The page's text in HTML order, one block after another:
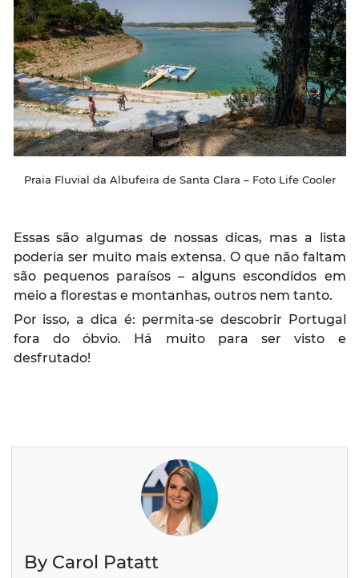
Praia Fluvial da Albufeira de Santa Clara – Foto Life Cooler
Essas são algumas de nossas dicas, mas a lista
poderia ser muito mais extensa. O que não faltam
são pequenos paraísos – alguns escondidos em
meio a florestas e montanhas, outros nem tanto.
Por isso, a dica é: permita-se descobrir Portugal
fora do óbvio. Há muito para ser visto e
desfrutado!
By Carol Patatt